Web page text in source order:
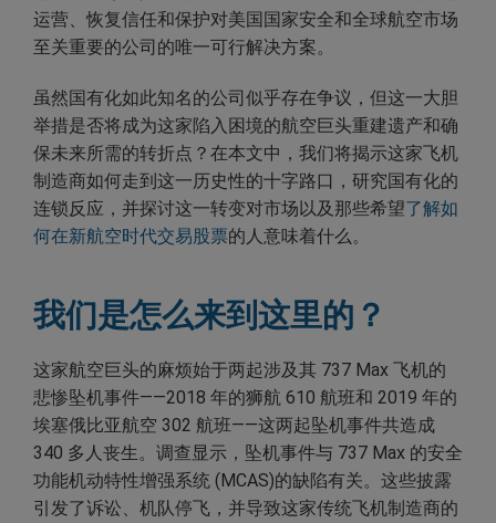
运营、恢复信任和保护对美国国家安全和全球航空市场
至关重要的公司的唯一可行解决方案。
虽然国有化如此知名的公司似乎存在争议，但这一大胆
举措是否将成为这家陷入困境的航空巨头重建遗产和确
保未来所需的转折点？在本文中，我们将揭示这家飞机
制造商如何走到这一历史性的十字路口，研究国有化的
连锁反应，并探讨这一转变对市场以及那些希望了解如
何在新航空时代交易股票的人意味着什么。
我们是怎么来到这里的？
这家航空巨头的麻烦始于两起涉及其 737 Max 飞机的
悲惨坠机事件——2018 年的狮航 610 航班和 2019 年的
埃塞俄比亚航空 302 航班——这两起坠机事件共造成
340 多人丧生。调查显示，坠机事件与 737 Max 的安全
功能机动特性增强系统 (MCAS)的缺陷有关。这些披露
引发了诉讼、机队停飞，并导致这家传统飞机制造商的